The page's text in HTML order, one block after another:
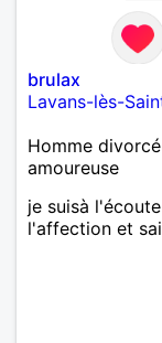
brulax
Lavans-lès-
Homme
amoureuse
je suisà
l'affection et